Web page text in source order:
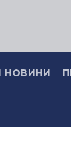
НОВИНИ